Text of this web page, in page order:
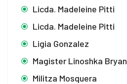
Licda. Madeleine Pitti
Licda. Madeleine Pitti
Ligia Gonzalez
Magister Linoshka Bryan
Militza Mosquera